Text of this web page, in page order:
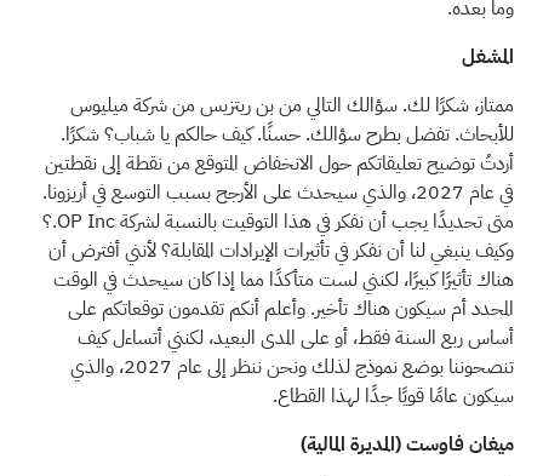
وما بعده.
المشغل
ممتاز، شكرًا لك. سؤالك التالي من بن ريتزيس من شركة ميليوس
للأبحاث. تفضل بطرح سؤالك. حسنًا. كيف حالكم يا شباب؟ شكرًا.
أردتُ توضيح تعليقاتكم حول الانخفاض المتوقع من نقطة إلى نقطتين
في عام 2027، والذي سيحدث على الأرجح بسبب التوسع في أريزونا.
متى تحديدًا يجب أن نفكر في هذا التوقيت بالنسبة لشركة OP Inc.؟
وكيف ينبغي لنا أن نفكر في تأثيرات الإيرادات المقابلة؟ لأنني أفترض أن
هناك تأثيرًا كبيرًا، لكنني لست متأكدًا مما إذا كان سيحدث في الوقت
المحدد أم سيكون هناك تأخير. وأعلم أنكم تقدمون توقعاتكم على
أساس ربع السنة فقط، أو على المدى البعيد، لكنني أتساءل كيف
تنصحوننا بوضع نموذج لذلك ونحن ننظر إلى عام 2027، والذي
سيكون عامًا قويًا جدًا لهذا القطاع.
ميغان فاوست (المديرة المالية)